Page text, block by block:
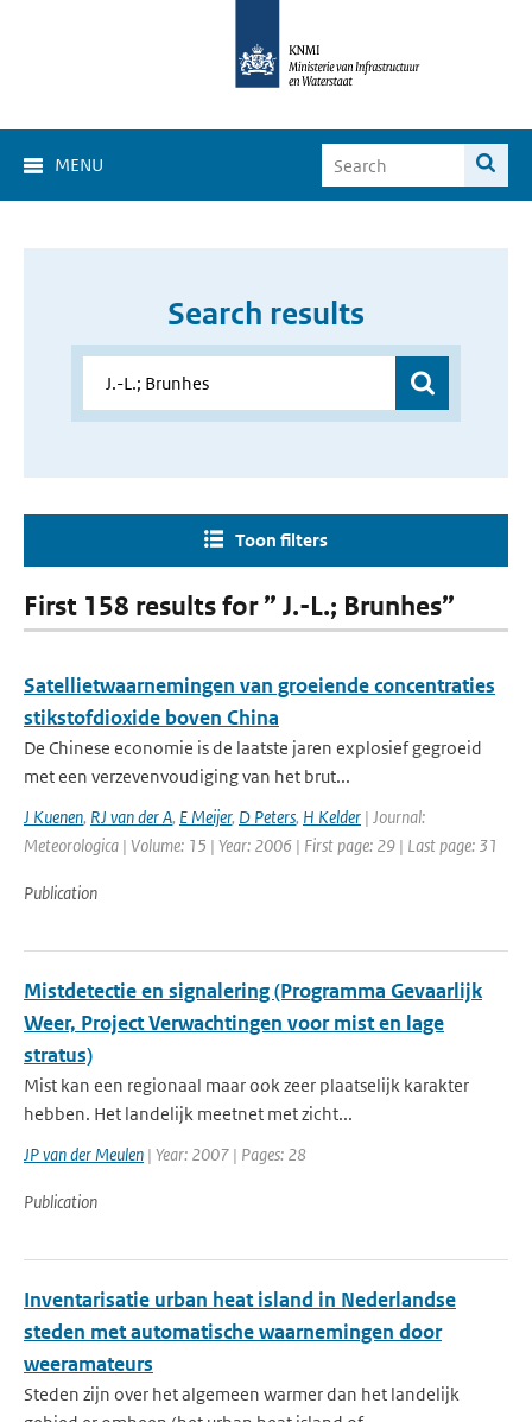
MENU
Search results
Toon filters
First 158 results for ” J.-L.; Brunhes”
Satellietwaarnemingen van groeiende concentraties
stikstofdioxide boven China
De Chinese economie is de laatste jaren explosief gegroeid
met een verzevenvoudiging van het brut...
J Kuenen, RJ van der A, E Meijer, D Peters, H Kelder | Journal:
Meteorologica | Volume: 15 | Year: 2006 | First page: 29 | Last page: 31
Publication
Mistdetectie en signalering (Programma Gevaarlijk
Weer, Project Verwachtingen voor mist en lage
stratus)
Mist kan een regionaal maar ook zeer plaatselijk karakter
hebben. Het landelijk meetnet met zicht...
JP van der Meulen | Year: 2007 | Pages: 28
Publication
Inventarisatie urban heat island in Nederlandse
steden met automatische waarnemingen door
weeramateurs
Steden zijn over het algemeen warmer dan het landelijk